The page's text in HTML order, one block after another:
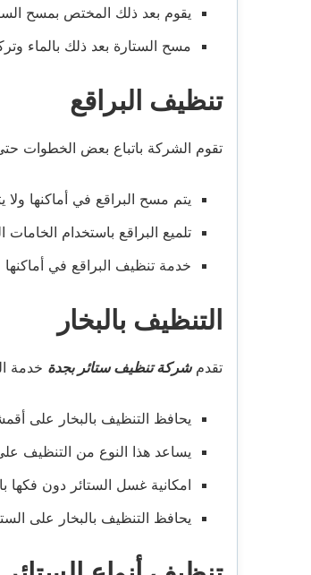
يقوم بعد ذلك المختص بمسح
مسح الستارة بعد ذلك بالماء
تنظيف البراقع
تقوم الشركة باتباع بعض الخطوات
يتم مسح البراقع في أماكنها ولا
تلميع البراقع باستخدام
خدمة تنظيف البراقع في
التنظيف بالبخار
تقدمشركة تنظيف ستائر بجدة خدمة
يحافظ التنظيف بالبخار على
يساعد هذا النوع من التنظيف
امكانية غسل الستائر دون
يحافظ التنظيف بالبخار على